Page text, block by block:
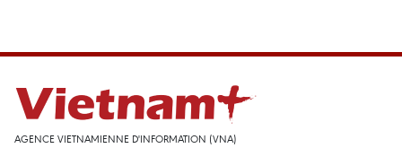
AGENCE VIETNAMIENNE D'INFORMATION (VNA)